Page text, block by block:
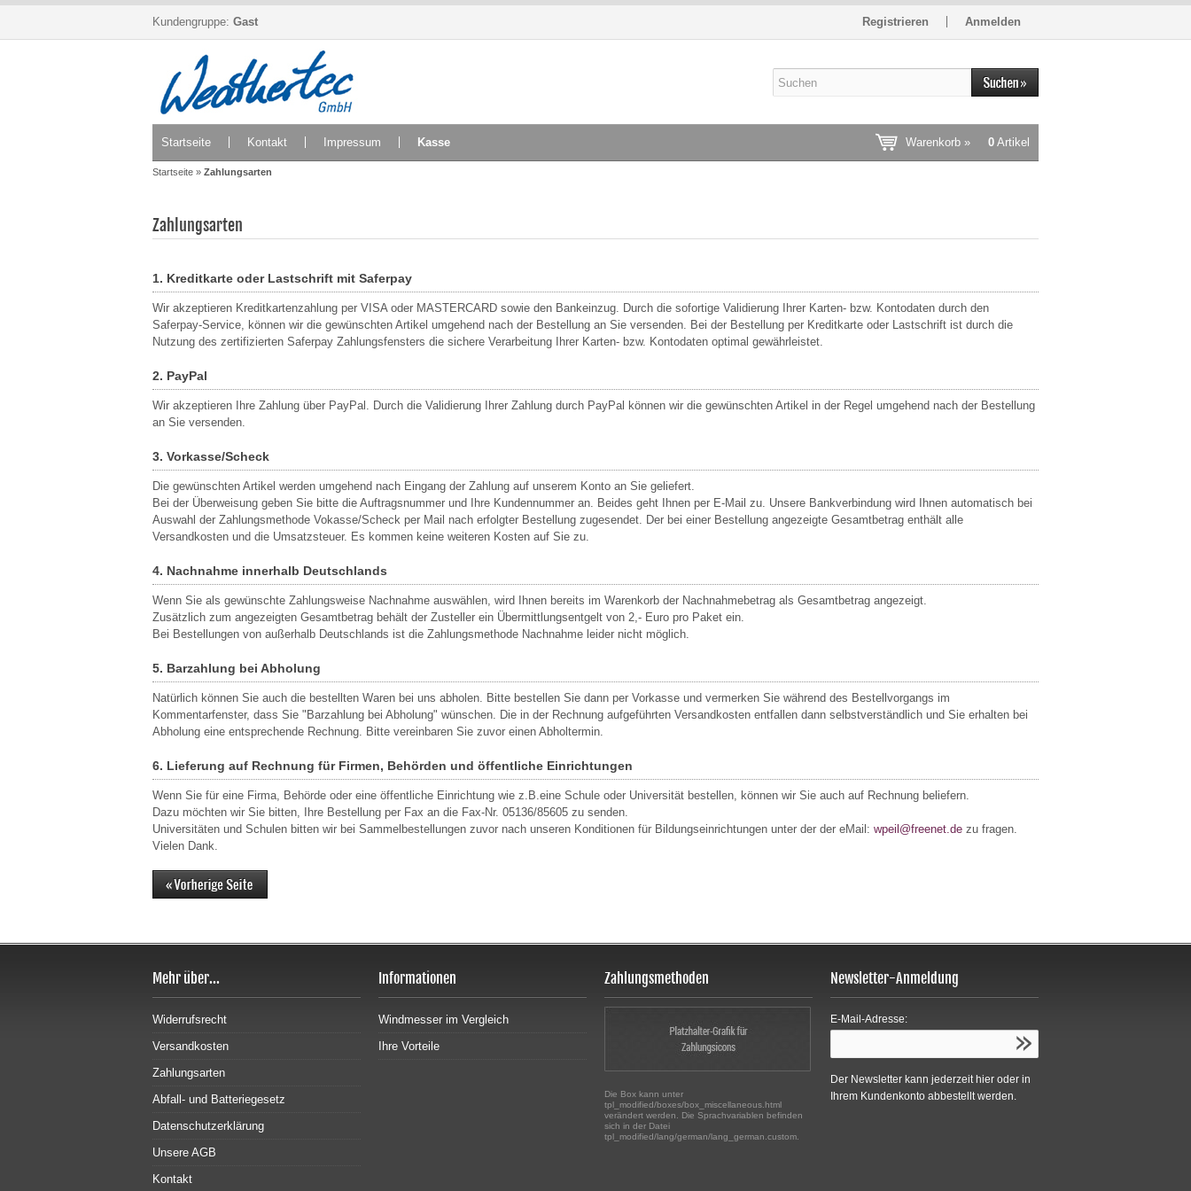
Kundengruppe: Gast Registrieren Anmelden
Startseite Kontakt Impressum Kasse Warenkorb » 0 Artikel
Startseite » Zahlungsarten
Zahlungsarten
1. Kreditkarte oder Lastschrift mit Saferpay
Wir akzeptieren Kreditkartenzahlung per VISA oder MASTERCARD sowie den Bankeinzug. Durch die sofortige Validierung Ihrer Karten- bzw. Kontodaten durch den
Saferpay-Service, können wir die gewünschten Artikel umgehend nach der Bestellung an Sie versenden. Bei der Bestellung per Kreditkarte oder Lastschrift ist durch die
Nutzung des zertifizierten Saferpay Zahlungsfensters die sichere Verarbeitung Ihrer Karten- bzw. Kontodaten optimal gewährleistet.
2. PayPal
Wir akzeptieren Ihre Zahlung über PayPal. Durch die Validierung Ihrer Zahlung durch PayPal können wir die gewünschten Artikel in der Regel umgehend nach der Bestellung
an Sie versenden.
3. Vorkasse/Scheck
Die gewünschten Artikel werden umgehend nach Eingang der Zahlung auf unserem Konto an Sie geliefert.
Bei der Überweisung geben Sie bitte die Auftragsnummer und Ihre Kundennummer an. Beides geht Ihnen per E-Mail zu. Unsere Bankverbindung wird Ihnen automatisch bei
Auswahl der Zahlungsmethode Vokasse/Scheck per Mail nach erfolgter Bestellung zugesendet. Der bei einer Bestellung angezeigte Gesamtbetrag enthält alle
Versandkosten und die Umsatzsteuer. Es kommen keine weiteren Kosten auf Sie zu.
4. Nachnahme innerhalb Deutschlands
Wenn Sie als gewünschte Zahlungsweise Nachnahme auswählen, wird Ihnen bereits im Warenkorb der Nachnahmebetrag als Gesamtbetrag angezeigt.
Zusätzlich zum angezeigten Gesamtbetrag behält der Zusteller ein Übermittlungsentgelt von 2,- Euro pro Paket ein.
Bei Bestellungen von außerhalb Deutschlands ist die Zahlungsmethode Nachnahme leider nicht möglich.
5. Barzahlung bei Abholung
Natürlich können Sie auch die bestellten Waren bei uns abholen. Bitte bestellen Sie dann per Vorkasse und vermerken Sie während des Bestellvorgangs im
Kommentarfenster, dass Sie "Barzahlung bei Abholung" wünschen. Die in der Rechnung aufgeführten Versandkosten entfallen dann selbstverständlich und Sie erhalten bei
Abholung eine entsprechende Rechnung. Bitte vereinbaren Sie zuvor einen Abholtermin.
6. Lieferung auf Rechnung für Firmen, Behörden und öffentliche Einrichtungen
Wenn Sie für eine Firma, Behörde oder eine öffentliche Einrichtung wie z.B.eine Schule oder Universität bestellen, können wir Sie auch auf Rechnung beliefern.
Dazu möchten wir Sie bitten, Ihre Bestellung per Fax an die Fax-Nr. 05136/85605 zu senden.
Universitäten und Schulen bitten wir bei Sammelbestellungen zuvor nach unseren Konditionen für Bildungseinrichtungen unter der der eMail: wpeil@freenet.de zu fragen.
Vielen Dank.
Mehr über...
Widerrufsrecht
Versandkosten
Zahlungsarten
Abfall- und Batteriegesetz
Datenschutzerklärung
Unsere AGB
Kontakt
Informationen
Windmesser im Vergleich
Ihre Vorteile
Zahlungsmethoden
Die Box kann unter
tpl_modified/boxes/box_miscellaneous.html
verändert werden. Die Sprachvariablen befinden
sich in der Datei
tpl_modified/lang/german/lang_german.custom.
Newsletter-Anmeldung
E-Mail-Adresse:
Der Newsletter kann jederzeit hier oder in
Ihrem Kundenkonto abbestellt werden.